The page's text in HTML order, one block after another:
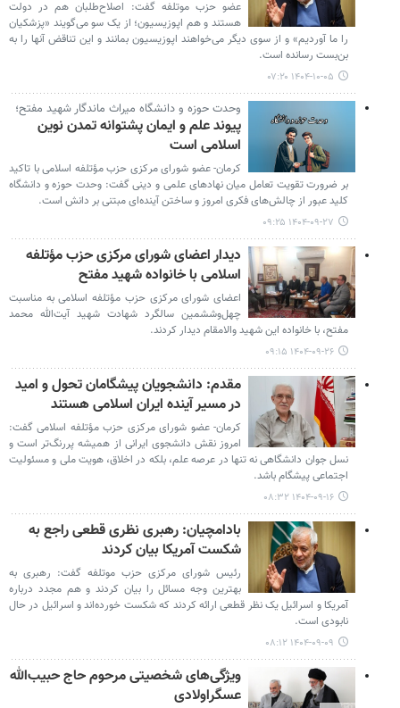
عضو حزب موتلفه گفت: اصلاح‌طلبان هم در دولت
هستند و هم اپوزیسیون؛ از یک سو می‌گویند «پزشکیان
را ما آوردیم» و از سوی دیگر می‌خواهند اپوزیسیون بمانند و این تناقض آنها را به
بن‌بست رسانده است.
۱۴۰۴-۱۰-۰۵ ۰۷:۲۰
وحدت حوزه و دانشگاه میراث ماندگار شهید مفتح؛
پیوند علم و ایمان پشتوانه تمدن نوین
اسلامی است
کرمان- عضو شورای مرکزی حزب مؤتلفه اسلامی با تاکید
بر ضرورت تقویت تعامل میان نهادهای علمی و دینی گفت: وحدت حوزه و دانشگاه
کلید عبور از چالش‌های فکری امروز و ساختن آینده‌ای مبتنی بر دانش است.
۱۴۰۴-۰۹-۲۷ ۰۹:۲۵
دیدار اعضای شورای مرکزی حزب مؤتلفه
اسلامی با خانواده شهید مفتح
اعضای شورای مرکزی حزب مؤتلفه اسلامی به مناسبت
چهل‌وششمین سالگرد شهادت شهید آیت‌الله محمد
مفتح، با خانواده این شهید والامقام دیدار کردند.
۱۴۰۴-۰۹-۲۶ ۰۹:۱۵
مقدم: دانشجویان پیشگامان تحول و امید
در مسیر آینده ایران اسلامی هستند
کرمان- عضو شورای مرکزی حزب مؤتلفه اسلامی گفت:
امروز نقش دانشجوی ایرانی از همیشه پررنگ‌تر است و
نسل جوان دانشگاهی نه تنها در عرصه علم، بلکه در اخلاق، هویت ملی و مسئولیت
اجتماعی پیشگام باشد.
۱۴۰۴-۰۹-۱۶ ۰۸:۳۲
بادامچیان: رهبری نظری قطعی راجع به
شکست آمریکا بیان کردند
رئیس شورای مرکزی حزب موتلفه گفت: رهبری به
بهترین وجه مسائل را بیان کردند و هم مجدد درباره
آمریکا و اسرائیل یک نظر قطعی ارائه کردند که شکست خورده‌اند و اسرائیل در حال
نابودی است.
۱۴۰۴-۰۹-۰۹ ۰۸:۱۲
ویژگی‌های شخصیتی مرحوم حاج حبیب‌الله
عسگراولادی